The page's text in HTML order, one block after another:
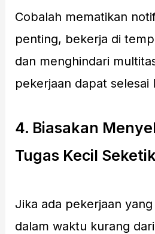
Cobalah mematikan
penting, bekerja di
dan menghindari
pekerjaan dapat selesai
4. Biasakan
Tugas Kecil
Jika ada pekerjaan
dalam waktu kurang